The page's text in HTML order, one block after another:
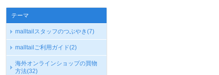
テーマ
malltailスタッフのつぶやき(7)
malltailご利用ガイド(2)
海外オンラインショップの買物
方法(32)